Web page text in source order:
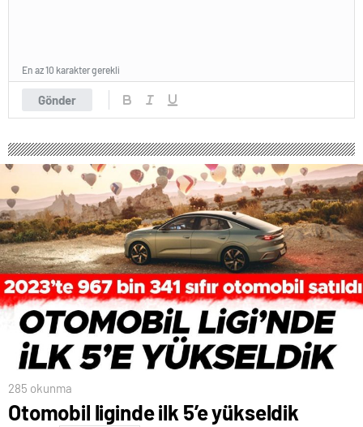
Gönder
En az 10 karakter gerekli
285 okunma
Otomobil liginde ilk 5’e yükseldik